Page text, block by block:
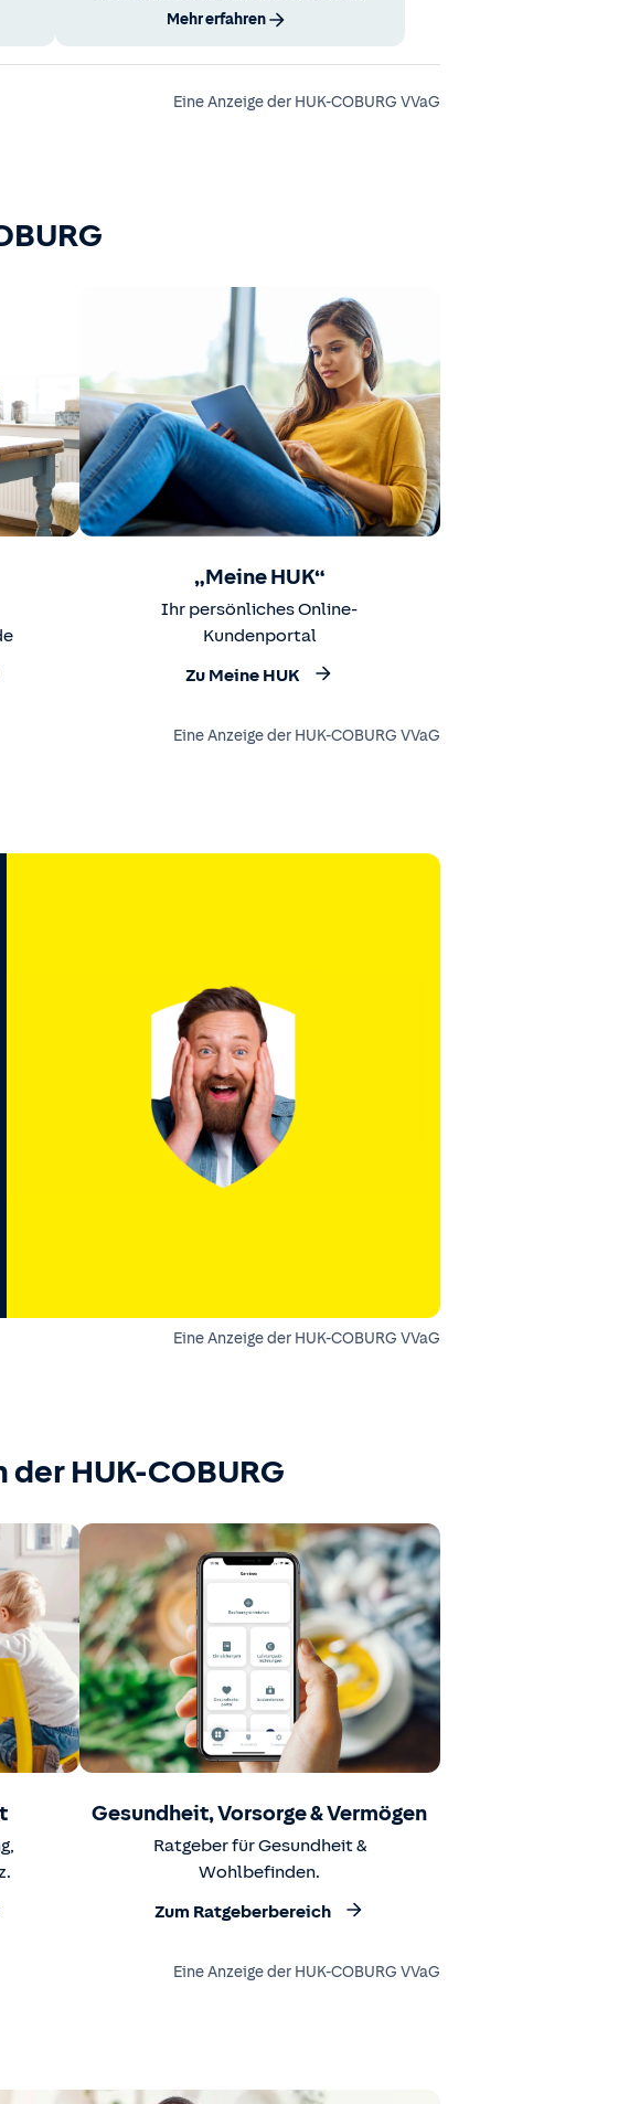
Mehr erfahren
Eine Anzeige der HUK-COBURG VVaG
„Meine HUK“
Ihr persönliches Online-
Kundenportal
Zu Meine HUK
Eine Anzeige der HUK-COBURG VVaG
Eine Anzeige der HUK-COBURG VVaG
HUK-COBURG
Gesundheit, Vorsorge & Vermögen
Ratgeber für Gesundheit &
Wohlbefinden.
Zum Ratgeberbereich
Eine Anzeige der HUK-COBURG VVaG